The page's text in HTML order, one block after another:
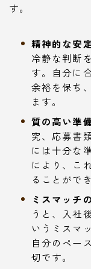
す。
精神的な安
冷静な判断
す。自分に
余裕を保ち
ます。
質の高い準
究、応募書
には十分な
により、こ
ることがで
ミスマッチ
うと、入社
いうミスマ
自分のペー
切です。